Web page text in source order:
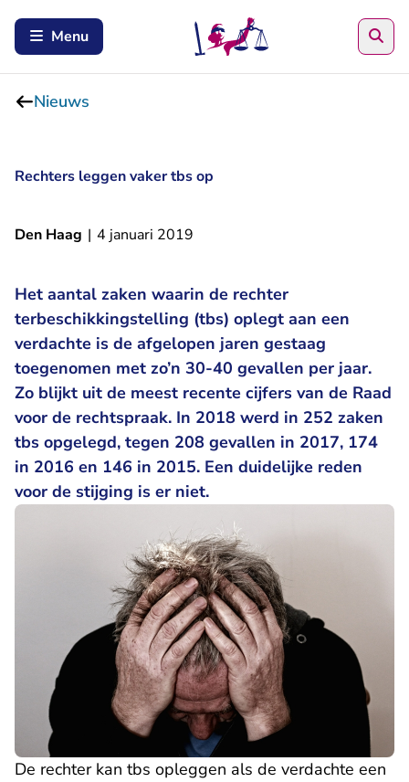
Menu
Nieuws
Rechters leggen vaker tbs op
Den Haag | 4 januari 2019
Het aantal zaken waarin de rechter
terbeschikkingstelling (tbs) oplegt aan een
verdachte is de afgelopen jaren gestaag
toegenomen met zo’n 30-40 gevallen per jaar.
Zo blijkt uit de meest recente cijfers van de Raad
voor de rechtspraak. In 2018 werd in 252 zaken
tbs opgelegd, tegen 208 gevallen in 2017, 174
in 2016 en 146 in 2015. Een duidelijke reden
voor de stijging is er niet.
De rechter kan tbs opleggen als de verdachte een